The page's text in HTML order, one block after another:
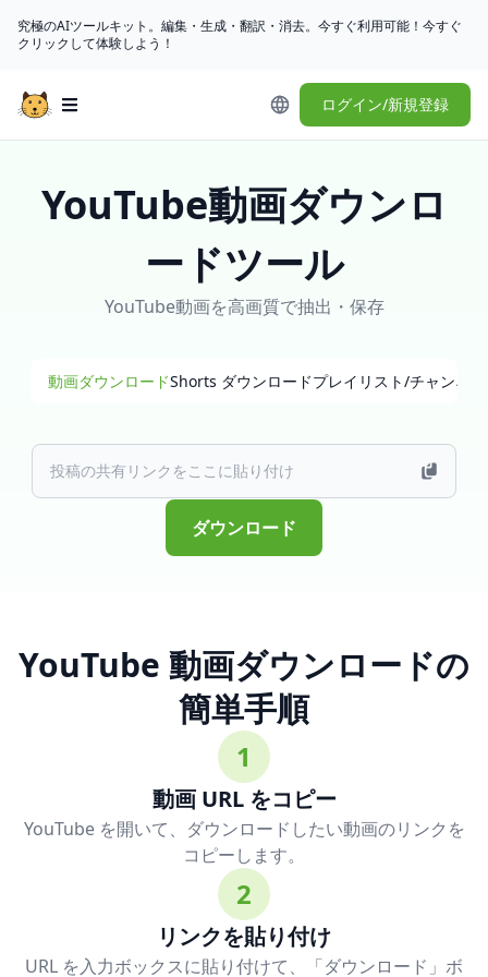
究極のAIツールキット。編集・生成・翻訳・消去。今すぐ利用可能！今すぐ
クリックして体験しよう！
Open main menu ログイン/新規登録
YouTube動画ダウンロ
ードツール
YouTube動画を高画質で抽出・保存
動画ダウンロードShorts ダウンロードプレイリスト/チャンネ
ダウンロード
YouTube 動画ダウンロードの
簡単手順
1
動画 URL をコピー
YouTube を開いて、ダウンロードしたい動画のリンクを
コピーします。
2
リンクを貼り付け
URL を入力ボックスに貼り付けて、「ダウンロード」ボ